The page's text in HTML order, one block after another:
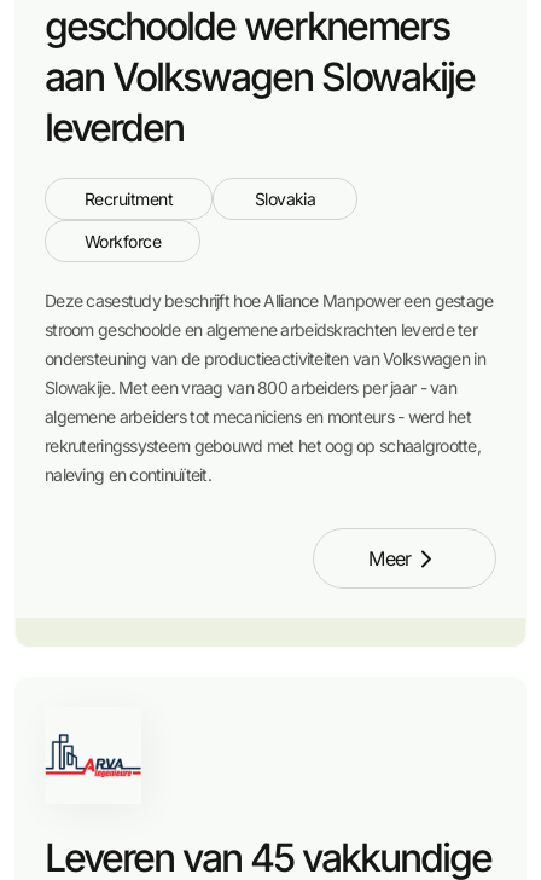
geschoolde werknemers
aan Volkswagen Slowakije
leverden
Recruitment Slovakia
Workforce
Deze casestudy beschrijft hoe Alliance Manpower een gestage
stroom geschoolde en algemene arbeidskrachten leverde ter
ondersteuning van de productieactiviteiten van Volkswagen in
Slowakije. Met een vraag van 800 arbeiders per jaar - van
algemene arbeiders tot mecaniciens en monteurs - werd het
rekruteringssysteem gebouwd met het oog op schaalgrootte,
naleving en continuïteit.
Meer
Leveren van 45 vakkundige